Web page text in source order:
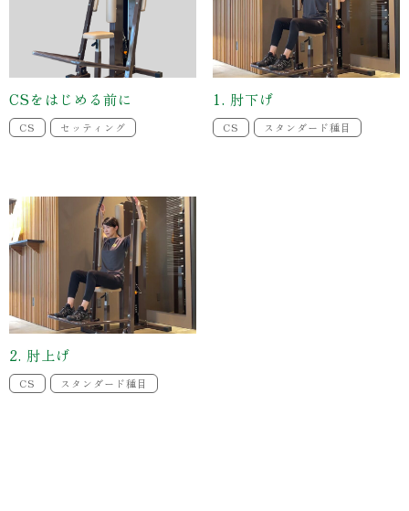
CSをはじめる前に
CS セッティング
1. 肘下げ
CS スタンダード種目
2. 肘上げ
CS スタンダード種目